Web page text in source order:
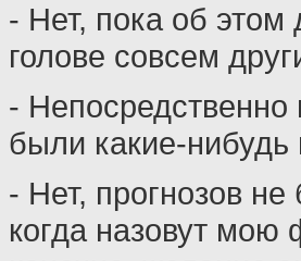
- Нет, пока об
голове совсем
-
были какие-нибудь
- Нет, прогнозов
когда назовут